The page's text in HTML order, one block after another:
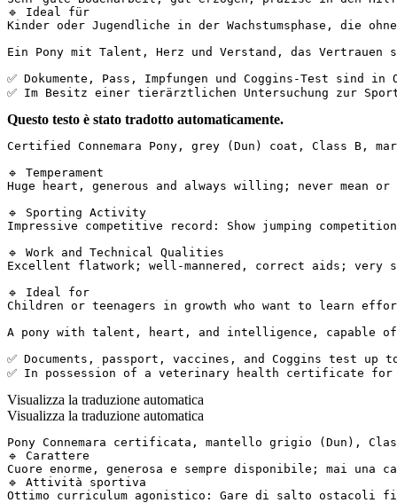
🔹 Ideal für
Kinder oder Jugendliche in der Wachstumsphase, die
Ein Pony mit Talent, Herz und Verstand, das
✅ Dokumente, Pass, Impfungen und Coggins-Test sind
✅ Im Besitz einer tierärztlichen Untersuchung zur
Questo testo è stato tradotto automaticamente.
Certified Connemara Pony, grey (Dun) coat, Class B,
🔹 Temperament
Huge heart, generous and always willing; never
🔹 Sporting Activity
Impressive competitive record: Show jumping
🔹 Work and Technical Qualities
Excellent flatwork; well-mannered, correct aids;
🔹 Ideal for
Children or teenagers in growth who want to learn
A pony with talent, heart, and intelligence, capable
✅ Documents, passport, vaccines, and Coggins test
✅ In possession of a veterinary health certificate
Visualizza la traduzione automatica
Visualizza la traduzione automatica
Pony Connemara certificata, mantello grigio (Dun),
🔹 Carattere
Cuore enorme, generosa e sempre disponibile; mai
🔹 Attività sportiva
Ottimo curriculum agonistico: Gare di salto ostacoli